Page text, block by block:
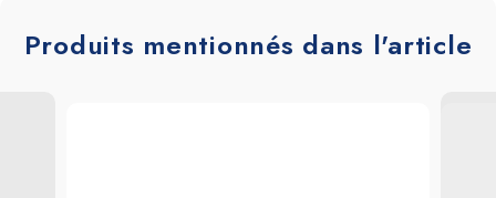
Produits mentionnés dans l'article